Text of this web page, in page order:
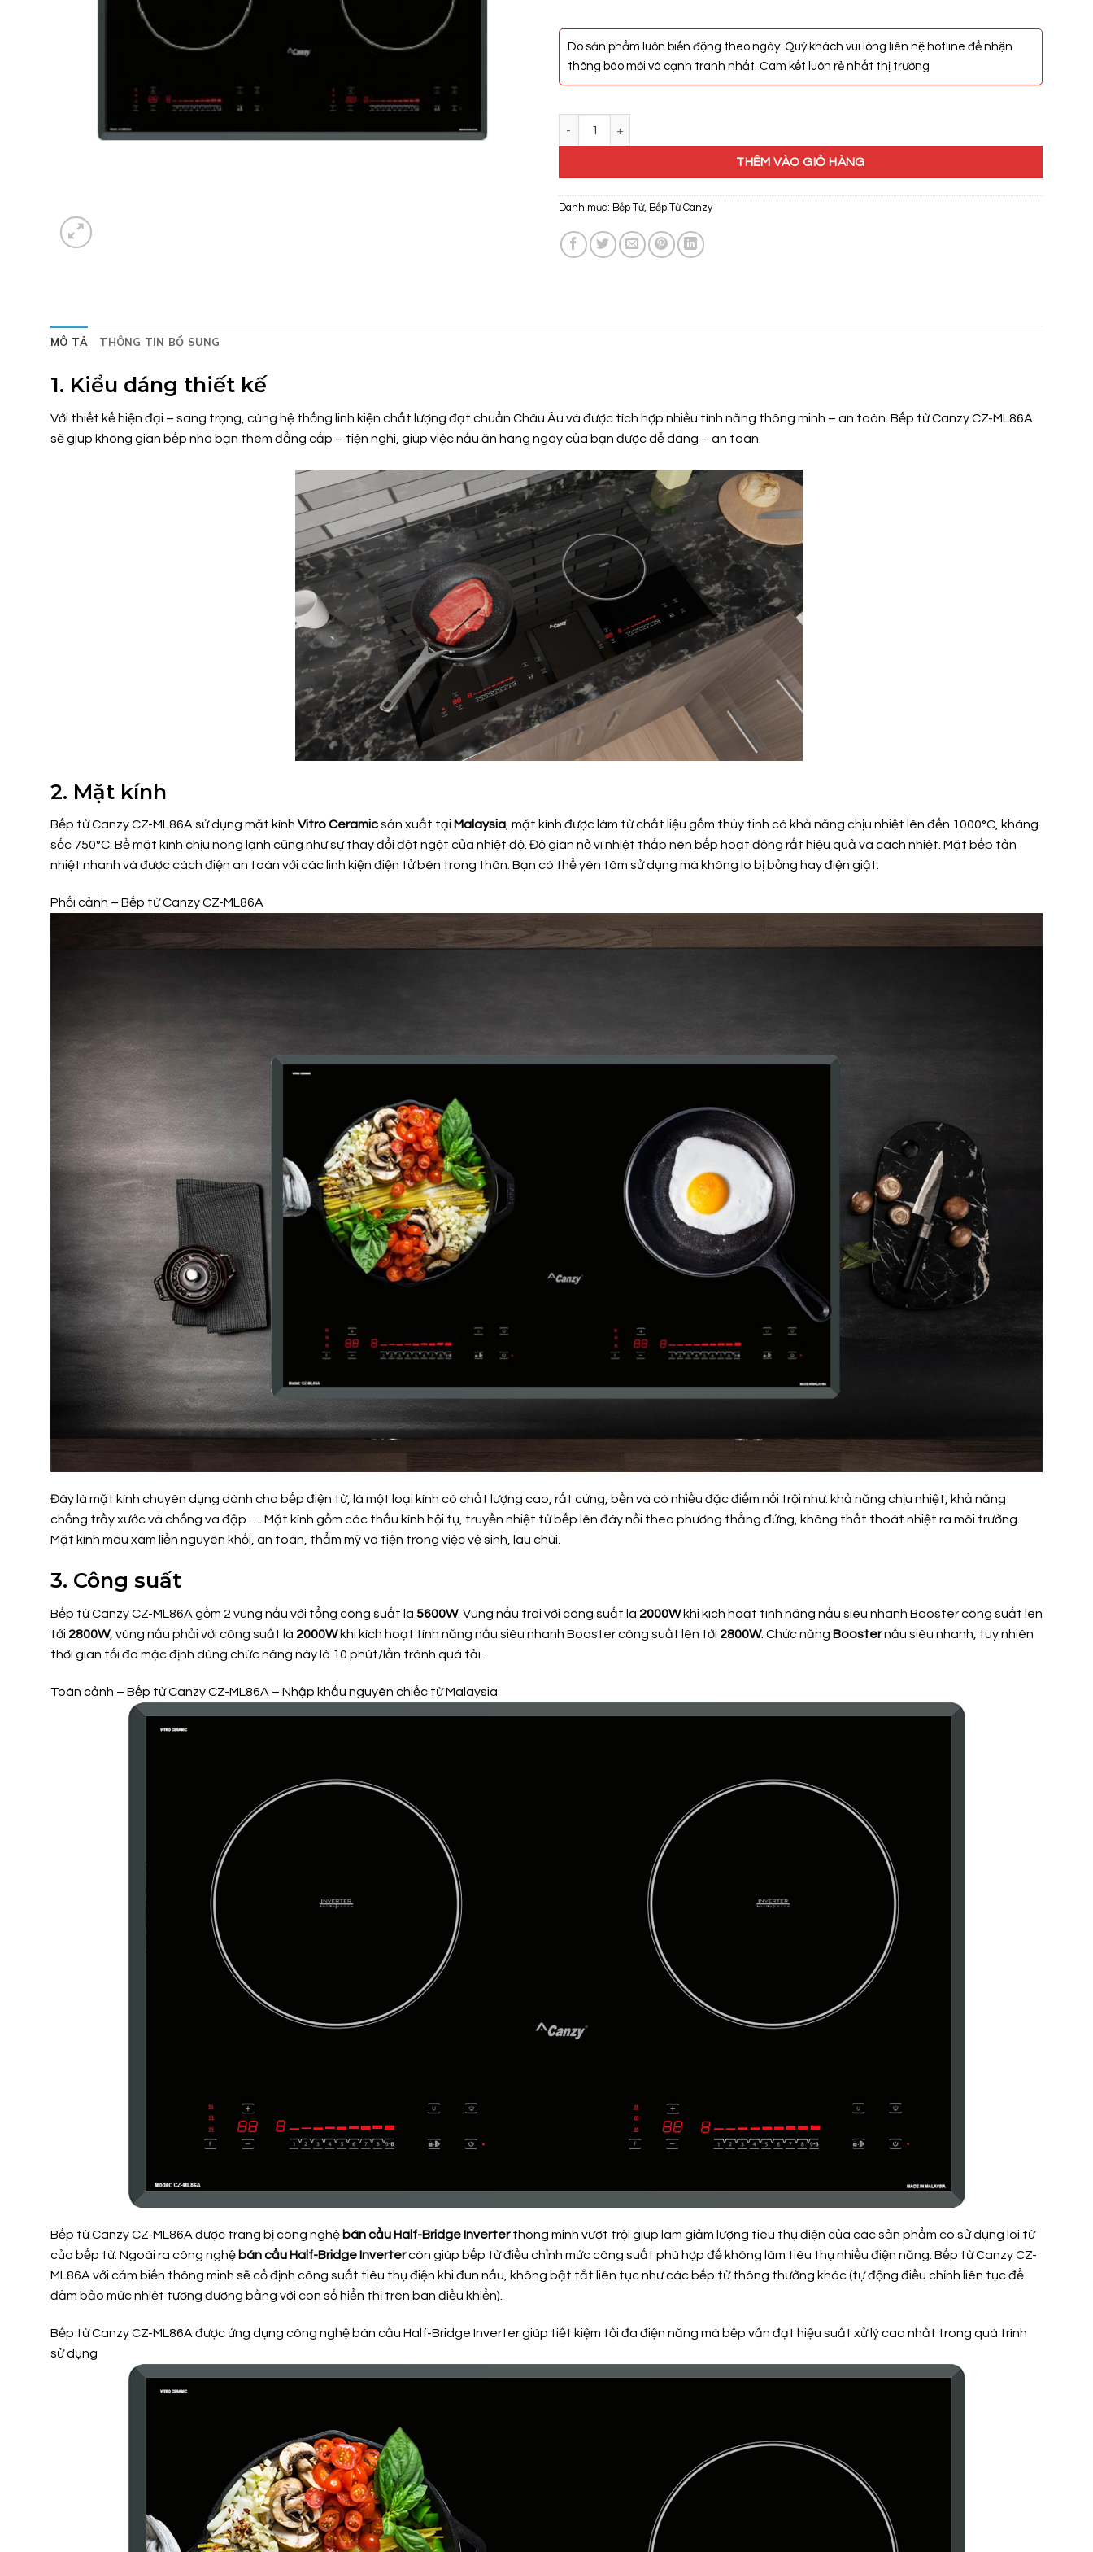
Do sản phẩm luôn biến động theo ngày. Quý khách vui lòng liên hệ hotline để nhận
thông báo mới và cạnh tranh nhất. Cam kết luôn rẻ nhất thị trường
THÊM VÀO GIỎ HÀNG
Danh mục: Bếp Từ, Bếp Từ Canzy
MÔ TẢ THÔNG TIN BỔ SUNG
1. Kiểu dáng thiết kế
Với thiết kế hiện đại – sang trọng, cùng hệ thống linh kiện chất lượng đạt chuẩn Châu Âu và được tích hợp nhiều tính năng thông minh – an toàn. Bếp từ Canzy CZ-ML86A
sẽ giúp không gian bếp nhà bạn thêm đẳng cấp – tiện nghi, giúp việc nấu ăn hàng ngày của bạn được dễ dàng – an toàn.
2. Mặt kính
Bếp từ Canzy CZ-ML86A sử dụng mặt kính Vitro Ceramicsản xuất tại Malaysia, mặt kính được làm từ chất liệu gốm thủy tinh có khả năng chịu nhiệt lên đến 1000°C, kháng
sốc 750°C. Bề mặt kính chịu nóng lạnh cũng như sự thay đổi đột ngột của nhiệt độ. Độ giãn nở vì nhiệt thấp nên bếp hoạt động rất hiệu quả và cách nhiệt. Mặt bếp tản
nhiệt nhanh và được cách điện an toàn với các linh kiện điện tử bên trong thân. Bạn có thể yên tâm sử dụng mà không lo bị bỏng hay điện giật.
Phối cảnh – Bếp từ Canzy CZ-ML86A
Đây là mặt kính chuyên dụng dành cho bếp điện từ, là một loại kính có chất lượng cao, rất cứng, bền và có nhiều đặc điểm nổi trội như: khả năng chịu nhiệt, khả năng
chống trầy xước và chống va đập …. Mặt kính gồm các thấu kính hội tụ, truyền nhiệt từ bếp lên đáy nồi theo phương thẳng đứng, không thất thoát nhiệt ra môi trường.
Mặt kính màu xám liền nguyên khối, an toàn, thẩm mỹ và tiện trong việc vệ sinh, lau chùi.
3. Công suất
Bếp từ Canzy CZ-ML86A gồm 2 vùng nấu với tổng công suất là 5600W. Vùng nấu trái với công suất là 2000Wkhi kích hoạt tính năng nấu siêu nhanh Booster công suất lên
tới 2800W, vùng nấu phải với công suất là 2000Wkhi kích hoạt tính năng nấu siêu nhanh Booster công suất lên tới 2800W. Chức năng Boosternấu siêu nhanh, tuy nhiên
thời gian tối đa mặc định dùng chức năng này là 10 phút/lần tránh quá tải.
Toàn cảnh – Bếp từ Canzy CZ-ML86A – Nhập khẩu nguyên chiếc từ Malaysia
Bếp từ Canzy CZ-ML86A được trang bị công nghệ bán cầu Half-Bridge Inverterthông minh vượt trội giúp làm giảm lượng tiêu thụ điện của các sản phẩm có sử dụng lõi từ
của bếp từ. Ngoài ra công nghệ bán cầu Half-Bridge Invertercòn giúp bếp từ điều chỉnh mức công suất phù hợp để không làm tiêu thụ nhiều điện năng. Bếp từ Canzy CZ-
ML86A với cảm biến thông minh sẽ cố định công suất tiêu thụ điện khi đun nấu, không bật tắt liên tục như các bếp từ thông thường khác (tự động điều chỉnh liên tục để
đảm bảo mức nhiệt tương đương bằng với con số hiển thị trên bàn điều khiển).
Bếp từ Canzy CZ-ML86A được ứng dụng công nghệ bán cầu Half-Bridge Inverter giúp tiết kiệm tối đa điện năng mà bếp vẫn đạt hiệu suất xử lý cao nhất trong quá trình
sử dụng